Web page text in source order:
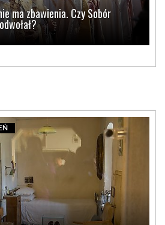
ma zbawienia. Czy Sobór